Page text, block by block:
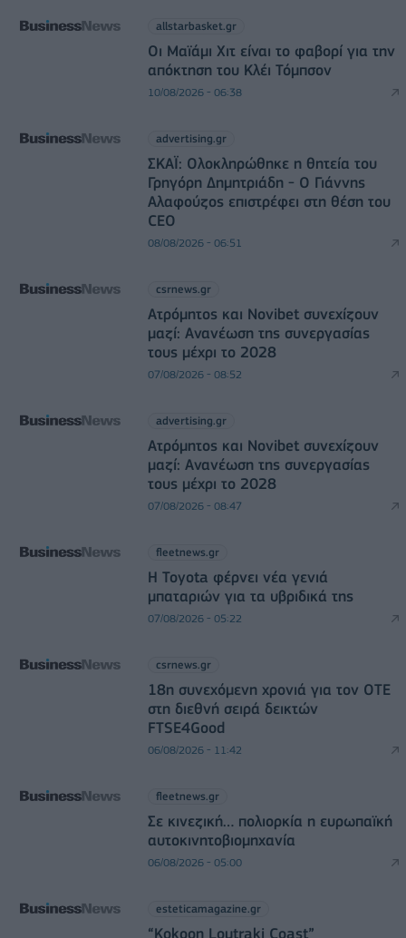
allstarbasket.gr
Οι Μαϊάμι Χιτ είναι το φαβορί για την
απόκτηση του Κλέι Τόμπσον
10/08/2026 - 06:38
advertising.gr
ΣΚΑΪ: Ολοκληρώθηκε η θητεία του
Γρηγόρη Δημητριάδη - Ο Γιάννης
Αλαφούζος επιστρέφει στη θέση του
CEO
08/08/2026 - 06:51
csrnews.gr
Ατρόμητος και Novibet συνεχίζουν
μαζί: Ανανέωση της συνεργασίας
τους μέχρι το 2028
07/08/2026 - 08:52
advertising.gr
Ατρόμητος και Novibet συνεχίζουν
μαζί: Ανανέωση της συνεργασίας
τους μέχρι το 2028
07/08/2026 - 08:47
fleetnews.gr
Η Toyota φέρνει νέα γενιά
μπαταριών για τα υβριδικά της
07/08/2026 - 05:22
csrnews.gr
18η συνεχόμενη χρονιά για τον ΟΤΕ
στη διεθνή σειρά δεικτών
FTSE4Good
06/08/2026 - 11:42
fleetnews.gr
Σε κινεζική… πολιορκία η ευρωπαϊκή
αυτοκινητοβιομηχανία
06/08/2026 - 05:00
esteticamagazine.gr
“Kokoon Loutraki Coast”